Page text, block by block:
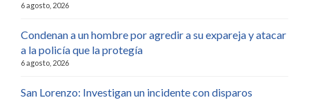
6 agosto, 2026
Condenan a un hombre por agredir a su expareja y atacar
a la policía que la protegía
6 agosto, 2026
San Lorenzo: Investigan un incidente con disparos